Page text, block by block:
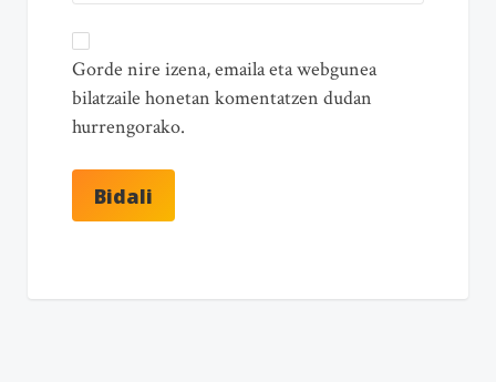
Gorde nire izena, emaila eta webgunea
bilatzaile honetan komentatzen dudan
hurrengorako.